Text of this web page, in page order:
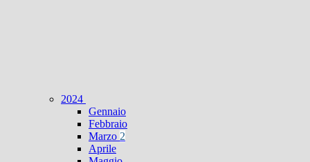
2024
Gennaio
Febbraio
Marzo 2
Aprile